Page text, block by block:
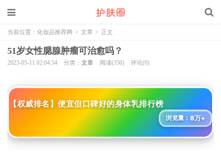
当前位置： 化妆品推荐网 > 文章 > 正文
51岁女性腮腺肿瘤可治愈吗？
2023-05-11 02:04:54 分类： 文章 阅读(350) 评论(0)
【权威排名】便宜但口碑好的身体乳排行榜
浏览量： 8万+